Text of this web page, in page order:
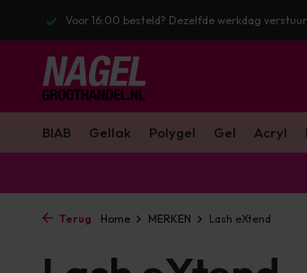
Enorm assortiment & alle bekende merken
BIAB Gellak Polygel Gel Acryl
Terug Home MERKEN Lash eXtend